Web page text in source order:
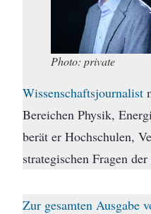
Photo: private
Wissenschaftsjournalist
Bereichen Physik,
berät er Hochschulen,
strategischen Fragen
Zur gesamten Ausgabe